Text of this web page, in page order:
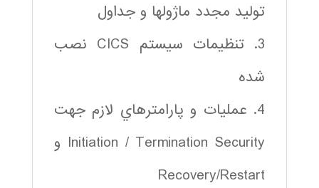
توليد مجدد ماژولها و جداول
3. تنظيمات سيستم CICS نصب
شده
4. عمليات و پارامترهاي لازم جهت
Initiation / Termination Security و
Recovery/Restart